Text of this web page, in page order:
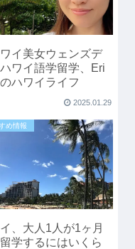
ワイ美女ウェンズデ
ワイ語学留学、Eri
ハワイライフ
2025.01.29
め情報
、大人1人が1ヶ月
学するにはいくら